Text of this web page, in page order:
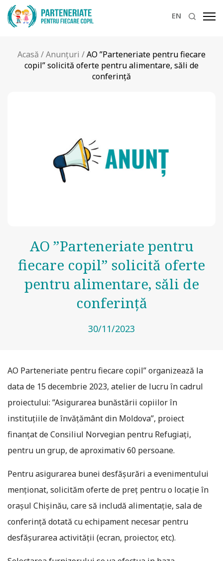
EN
Acasă /Anunțuri /AO ”Parteneriate pentru fiecare
copil” solicită oferte pentru alimentare, săli de
conferință
AO ”Parteneriate pentru
fiecare copil” solicită oferte
pentru alimentare, săli de
conferință
30/11/2023
AO Parteneriate pentru fiecare copil” organizează la
data de 15 decembrie 2023, atelier de lucru în cadrul
proiectului: ”Asigurarea bunăstării copiilor în
instituțiile de învățământ din Moldova”, proiect
finanțat de Consiliul Norvegian pentru Refugiați,
pentru un grup, de aproximativ 60 persoane.
Pentru asigurarea bunei desfășurări a evenimentului
menționat, solicităm oferte de preț pentru o locație în
orașul Chișinău, care să includă alimentație, sala de
conferință dotată cu echipament necesar pentru
desfășurarea activității (ecran, proiector, etc).